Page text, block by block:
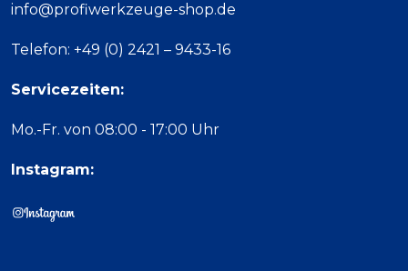
info@profiwerkzeuge-shop.de
Telefon: +49 (0) 2421 – 9433-16
Servicezeiten:
Mo.-Fr. von 08:00 - 17:00 Uhr
Instagram: